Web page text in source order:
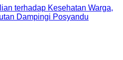
terhadap Kesehatan Warga,
Dampingi Posyandu